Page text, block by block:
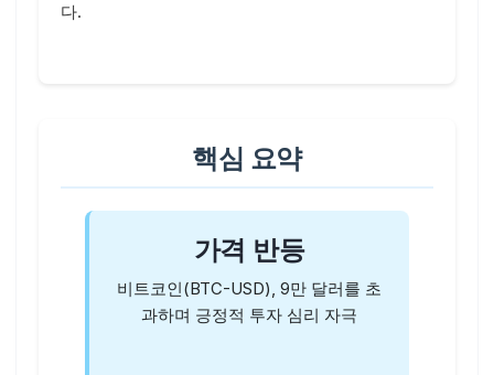
다.
핵심 요약
가격 반등
비트코인(BTC-USD), 9만 달러를 초
과하며 긍정적 투자 심리 자극